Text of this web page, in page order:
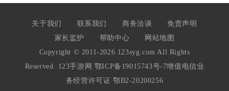
关于我们 联系我们 商务洽谈
免责声明
家长监护
帮助中心
网站地图
Copyright © 2011-2026 123syg.com All Rights
Reserved. 123手游网 鄂ICP备19015743号-7增值电信业
务经营许可证 鄂B2-20200256